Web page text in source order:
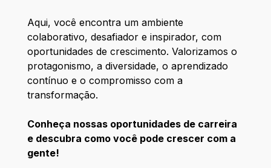
Aqui, você encontra um ambiente
colaborativo, desafiador e inspirador, com
oportunidades de crescimento. Valorizamos o
protagonismo, a diversidade, o aprendizado
contínuo e o compromisso com a
transformação.
Conheça nossas oportunidades de carreira
e descubra como você pode crescer com a
gente!